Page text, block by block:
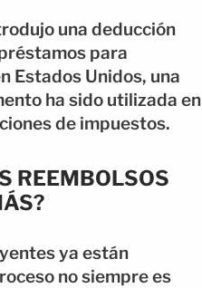
una deducción
para
Estados Unidos, una
ha sido utilizada en
de impuestos.
REEMBOLSOS
ya están
no siempre es